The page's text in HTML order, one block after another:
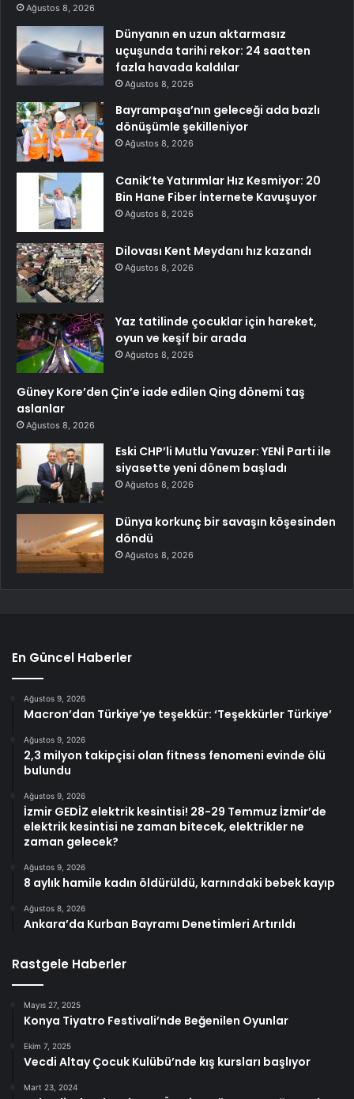
Ağustos 8, 2026
Dünyanın en uzun aktarmasız
uçuşunda tarihi rekor: 24 saatten
fazla havada kaldılar
Ağustos 8, 2026
Bayrampaşa’nın geleceği ada bazlı
dönüşümle şekilleniyor
Ağustos 8, 2026
Canik’te Yatırımlar Hız Kesmiyor: 20
Bin Hane Fiber İnternete Kavuşuyor
Ağustos 8, 2026
Dilovası Kent Meydanı hız kazandı
Ağustos 8, 2026
Yaz tatilinde çocuklar için hareket,
oyun ve keşif bir arada
Ağustos 8, 2026
Güney Kore’den Çin’e iade edilen Qing dönemi taş
aslanlar
Ağustos 8, 2026
Eski CHP’li Mutlu Yavuzer: YENİ Parti ile
siyasette yeni dönem başladı
Ağustos 8, 2026
Dünya korkunç bir savaşın köşesinden
döndü
Ağustos 8, 2026
En Güncel Haberler
Ağustos 9, 2026
Macron’dan Türkiye’ye teşekkür: ‘Teşekkürler Türkiye’
Ağustos 9, 2026
2,3 milyon takipçisi olan fitness fenomeni evinde ölü
bulundu
Ağustos 9, 2026
İzmir GEDİZ elektrik kesintisi! 28-29 Temmuz İzmir’de
elektrik kesintisi ne zaman bitecek, elektrikler ne
zaman gelecek?
Ağustos 9, 2026
8 aylık hamile kadın öldürüldü, karnındaki bebek kayıp
Ağustos 8, 2026
Ankara’da Kurban Bayramı Denetimleri Artırıldı
Rastgele Haberler
Mayıs 27, 2025
Konya Tiyatro Festivali’nde Beğenilen Oyunlar
Ekim 7, 2025
Vecdi Altay Çocuk Kulübü’nde kış kursları başlıyor
Mart 23, 2024